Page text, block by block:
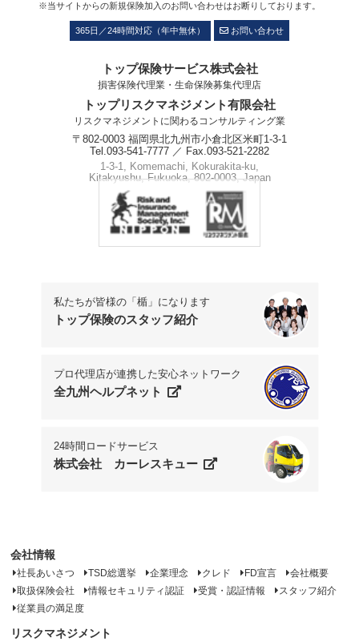
※当サイトからの新規保険加入のお問い合わせはお断りしております。
365日／24時間対応（年中無休） お問い合わせ
トップ保険サービス株式会社
損害保険代理業・生命保険募集代理店
トップリスクマネジメント有限会社
リスクマネジメントに関わるコンサルティング業
〒802-0003 福岡県北九州市小倉北区米町1-3-1
Tel.093-541-7777 ／ Fax.093-521-2282
1-3-1, Komemachi, Kokurakita-ku,
Kitakyushu, Fukuoka, 802-0003, Japan
Phone.+81-93-541-7777
私たちが皆様の「楯」になります
トップ保険のスタッフ紹介
プロ代理店が連携した安心ネットワーク
全九州ヘルプネット
24時間ロードサービス
株式会社 カーレスキュー
会社情報
社長あいさつ TSD総選挙 企業理念 クレド FD宣言
会社概要
取扱保険会社
情報セキュリティ認証 受賞・認証情報
スタッフ紹介
従業員の満足度
リスクマネジメント